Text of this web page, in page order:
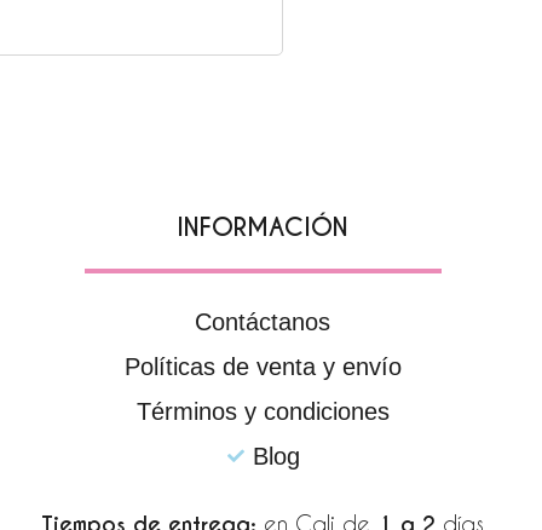
INFORMACIÓN
Contáctanos
Políticas de venta y envío
Términos y condiciones
Blog
Tiempos de entrega: en Cali de 1 a 2 días